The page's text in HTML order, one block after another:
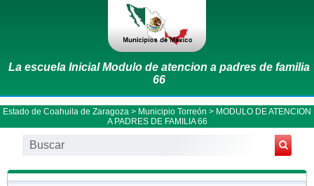
La escuela Inicial Modulo de atencion a padres de familia
66
Estado de Coahuila de Zaragoza > Municipio Torreón > MODULO DE ATENCION
A PADRES DE FAMILIA 66